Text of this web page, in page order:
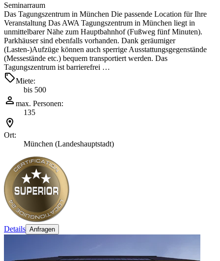
Seminarraum
Das Tagungszentrum in München Die passende Location für Ihre
Veranstaltung Das AWA Tagungszentrum in München liegt in
unmittelbarer Nähe zum Hauptbahnhof (Fußweg fünf Minuten).
Parkhäuser sind ebenfalls vorhanden. Dank geräumiger
(Lasten-)Aufzüge können auch sperrige Ausstattungsgegenstände
(Messestände etc.) bequem transportiert werden. Das
Tagungszentrum ist barrierefrei …
Miete:
bis 500
max. Personen:
135
Ort:
München (Landeshauptstadt)
Details Anfragen